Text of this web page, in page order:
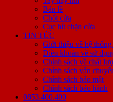
Bản lề
Chốt cửa
Cục hít chặn cửa
TIN TỨC
Giới thiệu về hệ
Điều khoản về sử
Chính sách về chất
Chính sách vận
Chính sách bảo mật
Chính sách bảo hành
0853.400.400